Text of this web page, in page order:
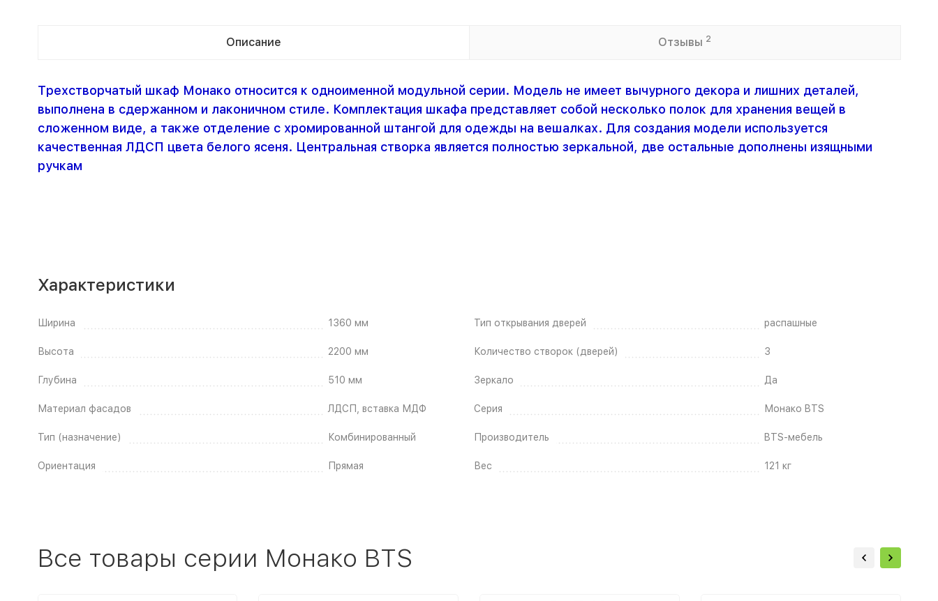
Описание Отзывы 2
Трехстворчатый шкаф Монако относится к одноименной модульной серии. Модель не имеет вычурного декора и лишних деталей,
выполнена в сдержанном и лаконичном стиле. Комплектация шкафа представляет собой несколько полок для хранения вещей в
сложенном виде, а также отделение с хромированной штангой для одежды на вешалках. Для создания модели используется
качественная ЛДСП цвета белого ясеня. Центральная створка является полностью зеркальной, две остальные дополнены изящными
ручкам
Характеристики
Ширина 1360 мм
Высота 2200 мм
Глубина 510 мм
Материал фасадов ЛДСП, вставка МДФ
Тип (назначение) Комбинированный
Ориентация Прямая
Тип открывания дверей распашные
Количество створок (дверей) 3
Зеркало Да
Серия Монако BTS
Производитель BTS-мебель
Вес 121 кг
Все товары серии Монако BTS